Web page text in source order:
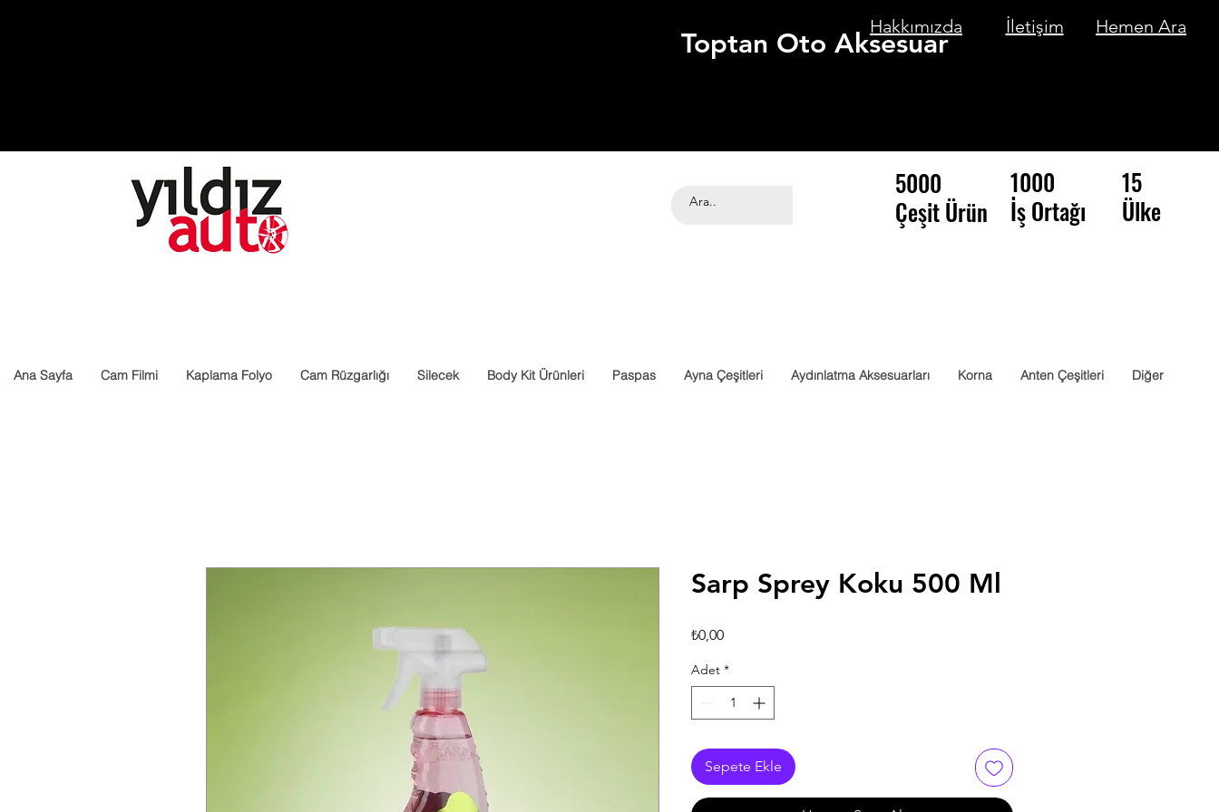
Toptan Oto Aksesuar
Hakkımızda İletişim Hemen Ara
5000
Çeşit Ürün
1000
İş Ortağı
15
Ülke
Ana Sayfa Cam Filmi Kaplama Folyo Cam Rüzgarlığı Silecek Body Kit Ürünleri Paspas Ayna Çeşitleri Aydınlatma Aksesuarları Korna Anten Çeşitleri Diğer
Sarp Sprey Koku 500 Ml
₺0,00Fiyat
Adet *
Sepete Ekle